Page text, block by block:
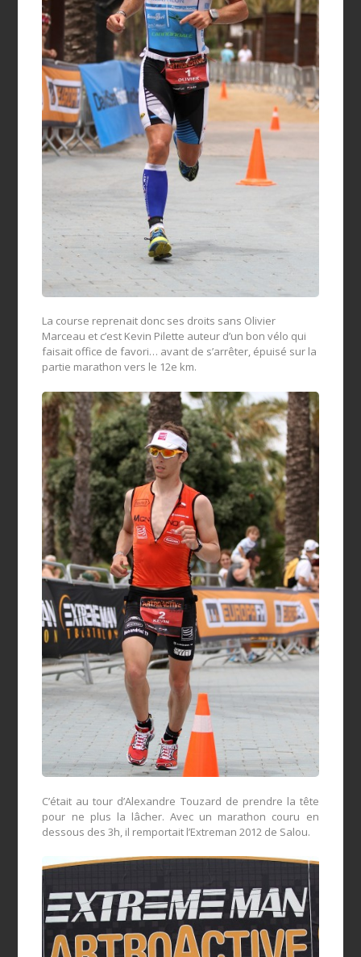
La course reprenait donc ses droits sans Olivier
Marceau et c’est Kevin Pilette auteur d’un bon vélo qui
faisait office de favori… avant de s’arrêter, épuisé sur la
partie marathon vers le 12e km.
C’était au tour d’Alexandre Touzard de prendre la tête
pour ne plus la lâcher. Avec un marathon couru en
dessous des 3h, il remportait l’Extreman 2012 de Salou.